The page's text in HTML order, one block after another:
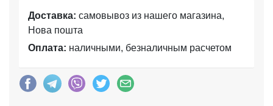
Доставка: самовывоз из нашего магазина,
Нова пошта
Оплата: наличными, безналичным расчетом